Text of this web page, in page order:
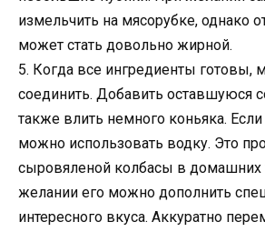
измельчить на мясорубке, однако
может стать довольно жирной.
5. Когда все ингредиенты готовы,
соединить. Добавить оставшуюся
также влить немного коньяка. Если
можно использовать водку. Это
сыровяленой колбасы в домашних
желании его можно дополнить
интересного вкуса. Аккуратно